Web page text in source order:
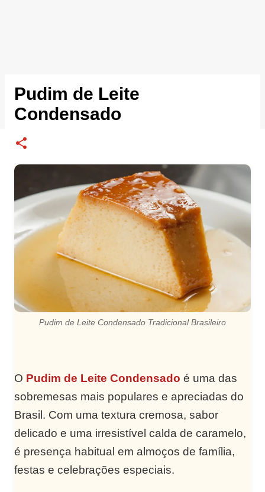
Pudim de Leite
Condensado
Pudim de Leite Condensado Tradicional Brasileiro
O Pudim de Leite Condensado é uma das
sobremesas mais populares e apreciadas do
Brasil. Com uma textura cremosa, sabor
delicado e uma irresistível calda de caramelo,
é presença habitual em almoços de família,
festas e celebrações especiais.